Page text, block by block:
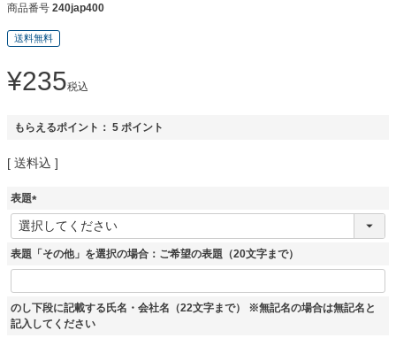
商品番号 240jap400
送料無料
¥235税込
もらえるポイント： 5 ポイント
送料込
表題
(
必
須
表題「その他」を選択の場合：ご希望の表題（20文字まで）
のし下段に記載する氏名・会社名（22文字まで） ※無記名の場合は無記名と
記入してください